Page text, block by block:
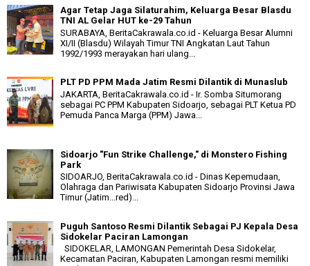
Agar Tetap Jaga Silaturahim, Keluarga Besar Blasdu
TNI AL Gelar HUT ke-29 Tahun
SURABAYA, BeritaCakrawala.co.id - Keluarga Besar Alumni
XI/II (Blasdu) Wilayah Timur TNI Angkatan Laut Tahun
1992/1993 merayakan hari ulang...
PLT PD PPM Mada Jatim Resmi Dilantik di Munaslub
JAKARTA, BeritaCakrawala.co.id - Ir. Somba Situmorang
sebagai PC PPM Kabupaten Sidoarjo, sebagai PLT Ketua PD
Pemuda Panca Marga (PPM) Jawa...
Sidoarjo "Fun Strike Challenge," di Monstero Fishing
Park
SIDOARJO, BeritaCakrawala.co.id - Dinas Kepemudaan,
Olahraga dan Pariwisata Kabupaten Sidoarjo Provinsi Jawa
Timur (Jatim...red)...
Puguh Santoso Resmi Dilantik Sebagai PJ Kepala Desa
Sidokelar Paciran Lamongan
SIDOKELAR, LAMONGAN Pemerintah Desa Sidokelar,
Kecamatan Paciran, Kabupaten Lamongan resmi memiliki